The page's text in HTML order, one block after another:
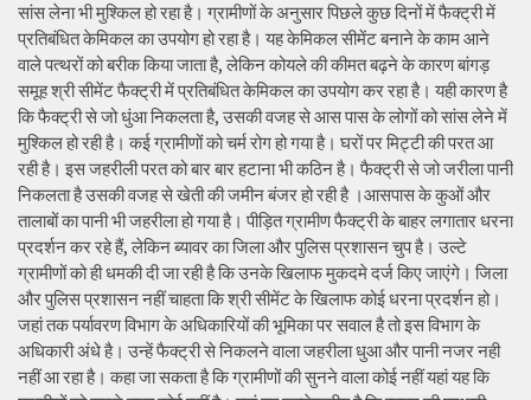
सांस लेना भी मुश्किल हो रहा है। ग्रामीणों के अनुसार पिछले कुछ दिनों में फैक्ट्री में
प्रतिबंधित केमिकल का उपयोग हो रहा है। यह केमिकल सीमेंट बनाने के काम आने
वाले पत्थरों को बरीक किया जाता है, लेकिन कोयले की कीमत बढ़ने के कारण बांगड़
समूह श्री सीमेंट फैक्ट्री में प्रतिबंधित केमिकल का उपयोग कर रहा है। यही कारण है
कि फैक्ट्री से जो धुंआ निकलता है, उसकी वजह से आस पास के लोगों को सांस लेने में
मुश्किल हो रही है। कई ग्रामीणों को चर्म रोग हो गया है। घरों पर मिट्टी की परत आ
रही है। इस जहरीली परत को बार बार हटाना भी कठिन है। फैक्ट्री से जो जरीला पानी
निकलता है उसकी वजह से खेती की जमीन बंजर हो रही है ।आसपास के कुओं और
तालाबों का पानी भी जहरीला हो गया है। पीड़ित ग्रामीण फैक्ट्री के बाहर लगातार धरना
प्रदर्शन कर रहे हैं, लेकिन ब्यावर का जिला और पुलिस प्रशासन चुप है। उल्टे
ग्रामीणों को ही धमकी दी जा रही है कि उनके खिलाफ मुकदमे दर्ज किए जाएंगे। जिला
और पुलिस प्रशासन नहीं चाहता कि श्री सीमेंट के खिलाफ कोई धरना प्रदर्शन हो।
जहां तक पर्यावरण विभाग के अधिकारियों की भूमिका पर सवाल है तो इस विभाग के
अधिकारी अंधे है। उन्हें फैक्ट्री से निकलने वाला जहरीला धुआ और पानी नजर नही
नहीं आ रहा है। कहा जा सकता है कि ग्रामीणों की सुनने वाला कोई नहीं यहां यह कि